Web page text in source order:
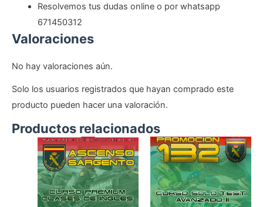
Resolvemos tus dudas online o por whatsapp
671450312
Valoraciones
No hay valoraciones aún.
Solo los usuarios registrados que hayan comprado este
producto pueden hacer una valoración.
Productos relacionados